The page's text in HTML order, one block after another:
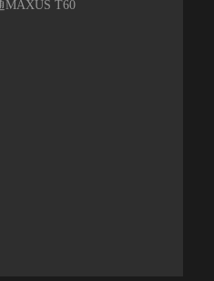
MAXUS T60